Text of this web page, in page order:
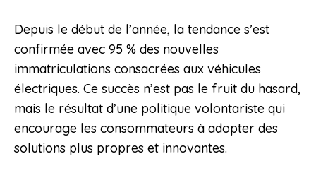
Depuis le début de l’année, la tendance s’est
confirmée avec 95 % des nouvelles
immatriculations consacrées aux véhicules
électriques. Ce succès n’est pas le fruit du hasard,
mais le résultat d’une politique volontariste qui
encourage les consommateurs à adopter des
solutions plus propres et innovantes.